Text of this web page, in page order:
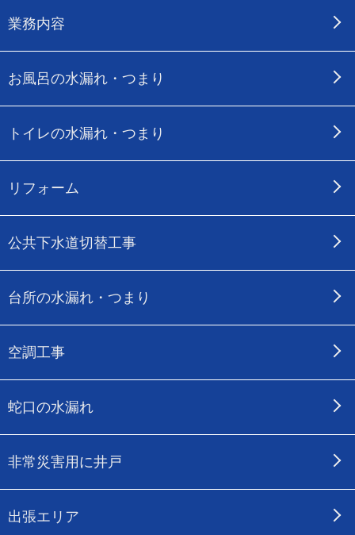
業務内容
お風呂の水漏れ・つまり
トイレの水漏れ・つまり
リフォーム
公共下水道切替工事
台所の水漏れ・つまり
空調工事
蛇口の水漏れ
非常災害用に井戸
出張エリア